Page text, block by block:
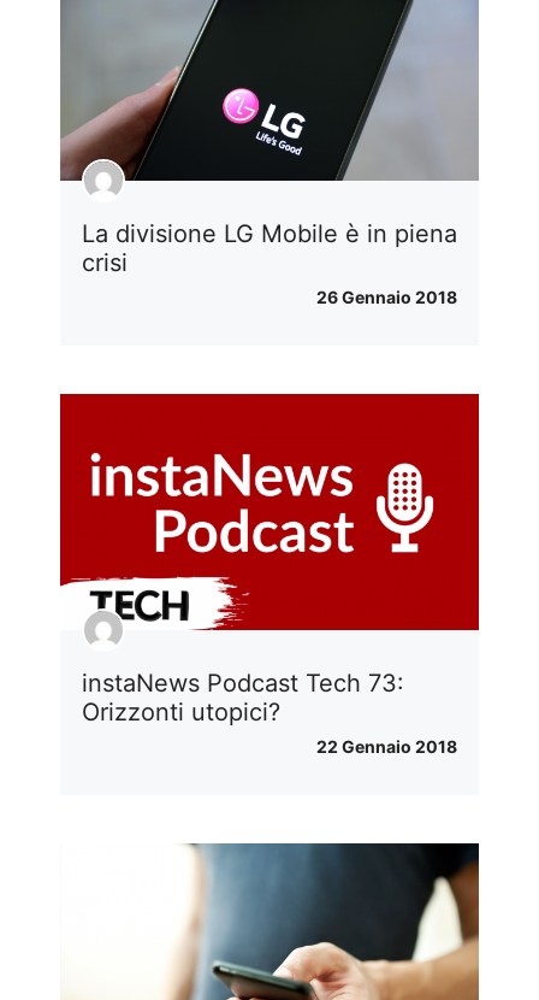
La divisione LG Mobile è in piena
crisi
26 Gennaio 2018
instaNews Podcast Tech 73:
Orizzonti utopici?
22 Gennaio 2018